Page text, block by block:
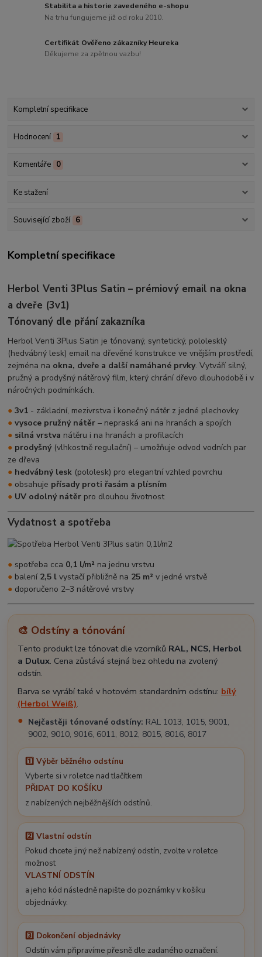
Stabilita a historie zavedeného e-shopu
Na trhu fungujeme již od roku 2010.
Certifikát Ověřeno zákazníky Heureka
Děkujeme za zpětnou vazbu!
Kompletní specifikace
Hodnocení 1
Komentáře 0
Ke stažení
Související zboží 6
Kompletní specifikace
Herbol Venti 3Plus Satin – prémiový email na okna
a dveře (3v1)
Tónovaný dle přání zakazníka
Herbol Venti 3Plus Satin je tónovaný, syntetický, pololesklý
(hedvábný lesk) email na dřevěné konstrukce ve vnějším prostředí,
zejména na okna, dveře a další namáhané prvky. Vytváří silný,
pružný a prodyšný nátěrový film, který chrání dřevo dlouhodobě i v
náročných podmínkách.
●3v1 - základní, mezivrstva i konečný nátěr z jedné plechovky
●vysoce pružný nátěr – nepraská ani na hranách a spojích
● silná vrstva nátěru i na hranách a profilacích
● prodyšný(vlhkostně regulační) – umožňuje odvod vodních par
ze dřeva
● hedvábný lesk (pololesk) pro elegantní vzhled povrchu
● obsahuje přísady proti řasám a plísním
● UV odolný nátěr pro dlouhou životnost
Vydatnost a spotřeba
● spotřeba cca 0,1 l/m² na jednu vrstvu
● balení 2,5 l vystačí přibližně na 25 m² v jedné vrstvě
● doporučeno 2–3 nátěrové vrstvy
🎨 Odstíny a tónování
Tento produkt lze tónovat dle vzorníků RAL, NCS, Herbol
a Dulux. Cena zůstává stejná bez ohledu na zvolený
odstín.
Barva se vyrábí také v hotovém standardním odstínu: bílý
(Herbol Weiß).
Nejčastěji tónované odstíny: RAL 1013, 1015, 9001,
9002, 9010, 9016, 6011, 8012, 8015, 8016, 8017
1️⃣ Výběr běžného odstínu
Vyberte si v roletce nad tlačítkem
PŘIDAT DO KOŠÍKU
z nabízených nejběžnějších odstínů.
2️⃣ Vlastní odstín
Pokud chcete jiný než nabízený odstín, zvolte v roletce
možnost
VLASTNÍ ODSTÍN
a jeho kód následně napište do poznámky v košíku
objednávky.
3️⃣ Dokončení objednávky
Odstín vám připravíme přesně dle zadaného označení.